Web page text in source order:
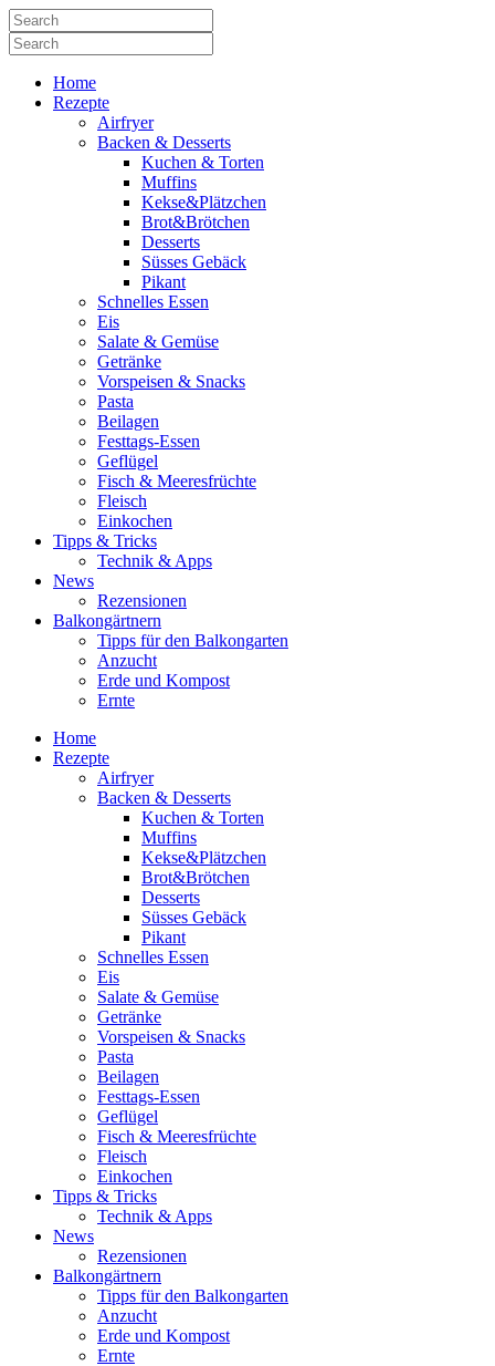
Home
Rezepte
Airfryer
Backen & Desserts
Kuchen & Torten
Muffins
Kekse&Plätzchen
Brot&Brötchen
Desserts
Süsses Gebäck
Pikant
Schnelles Essen
Eis
Salate & Gemüse
Getränke
Vorspeisen & Snacks
Pasta
Beilagen
Festtags-Essen
Geflügel
Fisch & Meeresfrüchte
Fleisch
Einkochen
Tipps & Tricks
Technik & Apps
News
Rezensionen
Balkongärtnern
Tipps für den Balkongarten
Anzucht
Erde und Kompost
Ernte
Home
Rezepte
Airfryer
Backen & Desserts
Kuchen & Torten
Muffins
Kekse&Plätzchen
Brot&Brötchen
Desserts
Süsses Gebäck
Pikant
Schnelles Essen
Eis
Salate & Gemüse
Getränke
Vorspeisen & Snacks
Pasta
Beilagen
Festtags-Essen
Geflügel
Fisch & Meeresfrüchte
Fleisch
Einkochen
Tipps & Tricks
Technik & Apps
News
Rezensionen
Balkongärtnern
Tipps für den Balkongarten
Anzucht
Erde und Kompost
Ernte